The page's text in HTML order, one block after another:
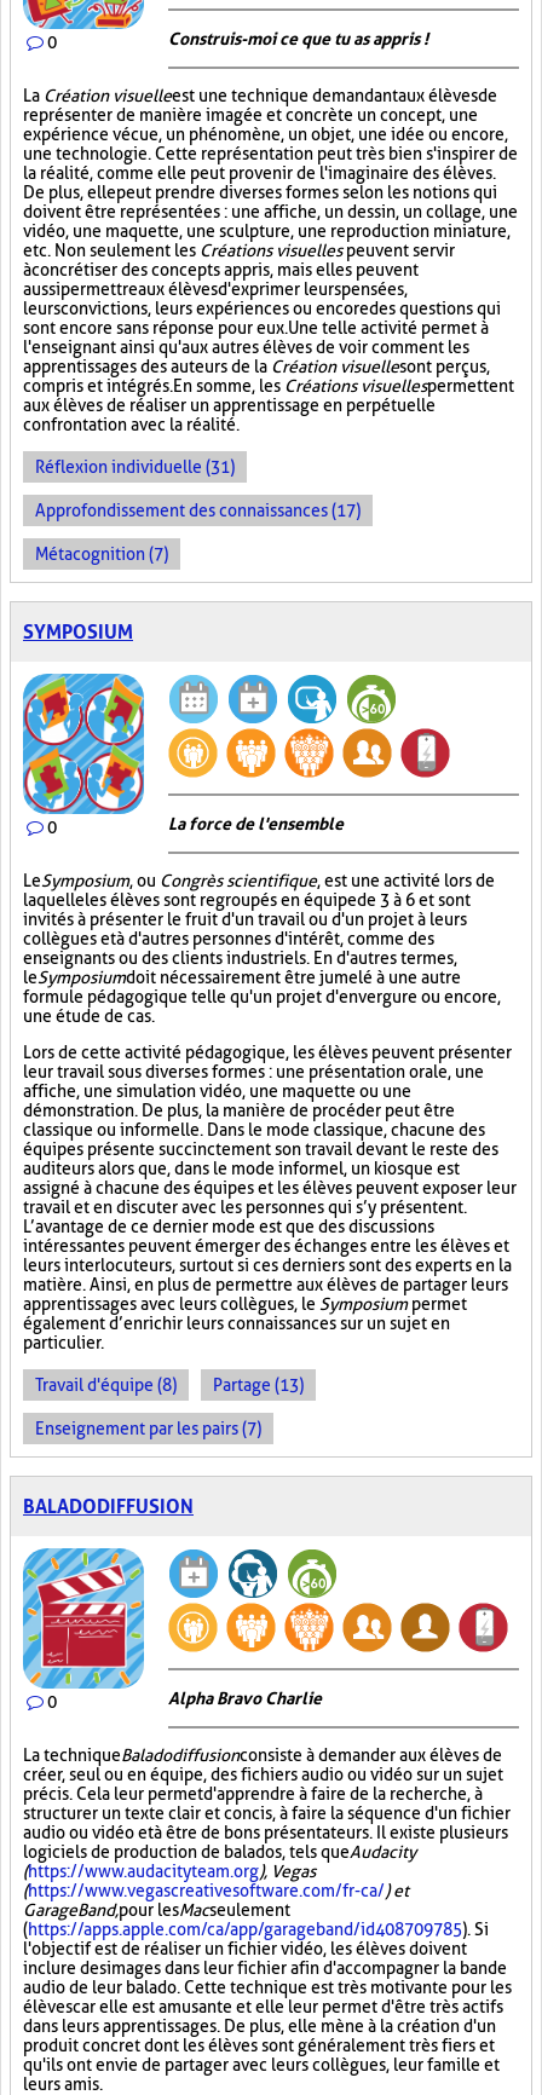
0 Construis-moi ce que tu as appris !
La Création visuelleest une technique demandant aux élèves de
représenter de manière imagée et concrète un concept, une
expérience vécue, un phénomène, un objet, une idée ou encore,
une technologie. Cette représentation peut très bien s'inspirer de
la réalité, comme elle peut provenir de l'imaginaire des élèves.
De plus, elle peut prendre diverses formes selon les notions qui
doivent être représentées : une affiche, un dessin, un collage, une
vidéo, une maquette, une sculpture, une reproduction miniature,
etc. Non seulement les Créations visuellespeuvent servir
à concrétiser des concepts appris, mais elles peuvent
aussi permettre aux élèves d'exprimer leurs pensées,
leurs convictions, leurs expériences ou encore des questions qui
sont encore sans réponse pour eux. Une telle activité permet à
l'enseignant ainsi qu'aux autres élèves de voir comment les
apprentissages des auteurs de la Création visuellesont perçus,
compris et intégrés. En somme, les Créations visuellespermettent
aux élèves de réaliser un apprentissage en perpétuelle
confrontation avec la réalité.
Réflexion individuelle (31)
Approfondissement des connaissances (17)
Métacognition (7)
SYMPOSIUM
0 La force de l'ensemble
LeSymposium, ou Congrès scientifique, est une activité lors de
laquelle les élèves sont regroupés en équipe de 3 à 6 et sont
invités à présenter le fruit d'un travail ou d'un projet à leurs
collègues et à d'autres personnes d'intérêt, comme des
enseignants ou des clients industriels. En d'autres termes,
leSymposiumdoit nécessairement être jumelé à une autre
formule pédagogique telle qu'un projet d'envergure ou encore,
une étude de cas.
Lors de cette activité pédagogique, les élèves peuvent présenter
leur travail sous diverses formes : une présentation orale, une
affiche, une simulation vidéo, une maquette ou une
démonstration. De plus, la manière de procéder peut être
classique ou informelle. Dans le mode classique, chacune des
équipes présente succinctement son travail devant le reste des
auditeurs alors que, dans le mode informel, un kiosque est
assigné à chacune des équipes et les élèves peuvent exposer leur
travail et en discuter avec les personnes qui s’y présentent.
L’avantage de ce dernier mode est que des discussions
intéressantes peuvent émerger des échanges entre les élèves et
leurs interlocuteurs, surtout si ces derniers sont des experts en la
matière. Ainsi, en plus de permettre aux élèves de partager leurs
apprentissages avec leurs collègues, le Symposiumpermet
également d’enrichir leurs connaissances sur un sujet en
particulier.
Travail d'équipe (8) Partage (13)
Enseignement par les pairs (7)
BALADODIFFUSION
0 Alpha Bravo Charlie
La techniqueBaladodiffusionconsiste à demander aux élèves de
créer, seul ou en équipe, des fichiers audio ou vidéo sur un sujet
précis. Cela leur permet d'apprendre à faire de la recherche, à
structurer un texte clair et concis, à faire la séquence d'un fichier
audio ou vidéo et à être de bons présentateurs. Il existe plusieurs
logiciels de production de balados, tels queAudacity
(https://www.audacityteam.org), Vegas
(https://www.vegascreativesoftware.com/fr-ca/) et
GarageBand,pour lesMacseulement
(https://apps.apple.com/ca/app/garageband/id408709785). Si
l'objectif est de réaliser un fichier vidéo, les élèves doivent
inclure des images dans leur fichier afin d'accompagner la bande
audio de leur balado. Cette technique est très motivante pour les
élèves car elle est amusante et elle leur permet d'être très actifs
dans leurs apprentissages. De plus, elle mène à la création d'un
produit concret dont les élèves sont généralement très fiers et
qu'ils ont envie de partager avec leurs collègues, leur famille et
leurs amis.